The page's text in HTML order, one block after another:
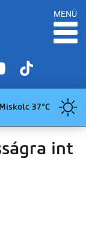
MENÜ
Miskolc 37°C
int